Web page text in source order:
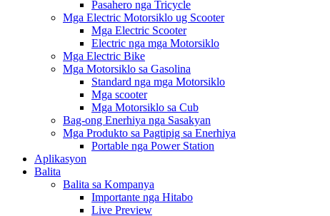
Pasahero nga Tricycle
Mga Electric Motorsiklo ug Scooter
Mga Electric Scooter
Electric nga mga Motorsiklo
Mga Electric Bike
Mga Motorsiklo sa Gasolina
Standard nga mga Motorsiklo
Mga scooter
Mga Motorsiklo sa Cub
Bag-ong Enerhiya nga Sasakyan
Mga Produkto sa Pagtipig sa Enerhiya
Portable nga Power Station
Aplikasyon
Balita
Balita sa Kompanya
Importante nga Hitabo
Live Preview